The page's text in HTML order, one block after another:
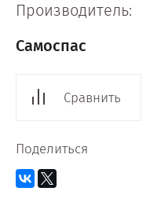
Производитель:
Самоспас
Сравнить
Поделиться